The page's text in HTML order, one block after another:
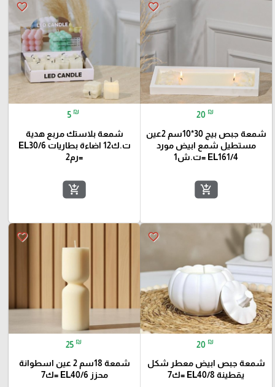
favorite_border
20 ₪
شمعة جبص بيج 30*10سم 2عين
مستطيل شمع ابيض مورد
EL161/4 =ت.ش1
add_shopping_cart
favorite_border
5 ₪
شمعة بلاستك مربع هدية
ت.ك12 اضاءة بطاريات EL30/6
=رم2
add_shopping_cart
favorite_border
20 ₪
شمعة جبص ابيض معطر شكل
يقطينة EL40/8 =ك7
favorite_border
25 ₪
شمعة 18سم 2 عين اسطوانة
محزز EL40/6 =ك7